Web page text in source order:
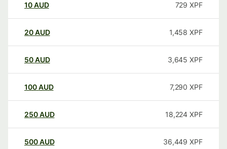
10AUD 729 XPF
20AUD 1,458 XPF
50AUD 3,645 XPF
100AUD 7,290 XPF
250AUD 18,224 XPF
500AUD 36,449 XPF